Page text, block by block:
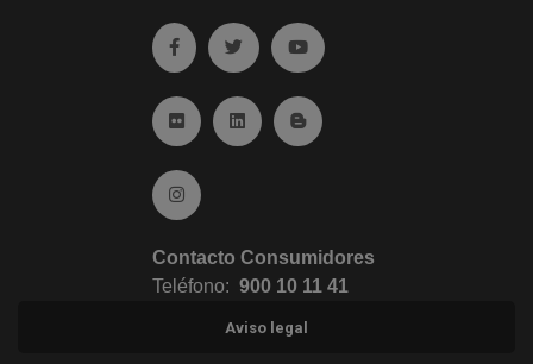
Ir a facebook (abre en ventana nueva)
Ir a twitter (abre en ventana nueva)
Ir a YouTube (abre en
Ir a Flickr (abre en ventana nueva)
Ir a Linkedin (abre en ventana nueva)
Ir al Blog (abre en ventana
Ir a Instagram (abre en ventana nueva)
Contacto Consumidores
Teléfono: 900 10 11 41
Aviso legal